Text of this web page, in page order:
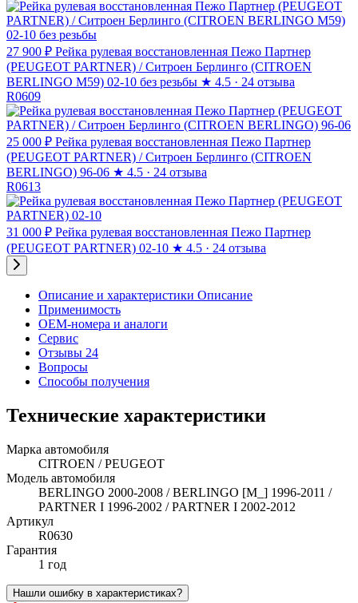
27 900 ₽ Рейка рулевая восстановленная Пежо Партнер
(PEUGEOT PARTNER) / Ситроен Берлинго (CITROEN
BERLINGO M59) 02-10 без резьбы ★ 4.5 · 24 отзыва
R0609
25 000 ₽ Рейка рулевая восстановленная Пежо Партнер
(PEUGEOT PARTNER) / Ситроен Берлинго (CITROEN
BERLINGO) 96-06 ★ 4.5 · 24 отзыва
R0613
31 000 ₽ Рейка рулевая восстановленная Пежо Партнер
(PEUGEOT PARTNER) 02-10 ★ 4.5 · 24 отзыва
Описание и характеристики Описание
Применимость
OEM-номера и аналоги
Сервис
Отзывы 24
Вопросы
Способы получения
Технические характеристики
Марка автомобиля
CITROEN / PEUGEOT
Модель автомобиля
BERLINGO 2000-2008 / BERLINGO [M_] 1996-2011 /
PARTNER I 1996-2002 / PARTNER I 2002-2012
Артикул
R0630
Гарантия
1 год
Нашли ошибку в характеристиках?